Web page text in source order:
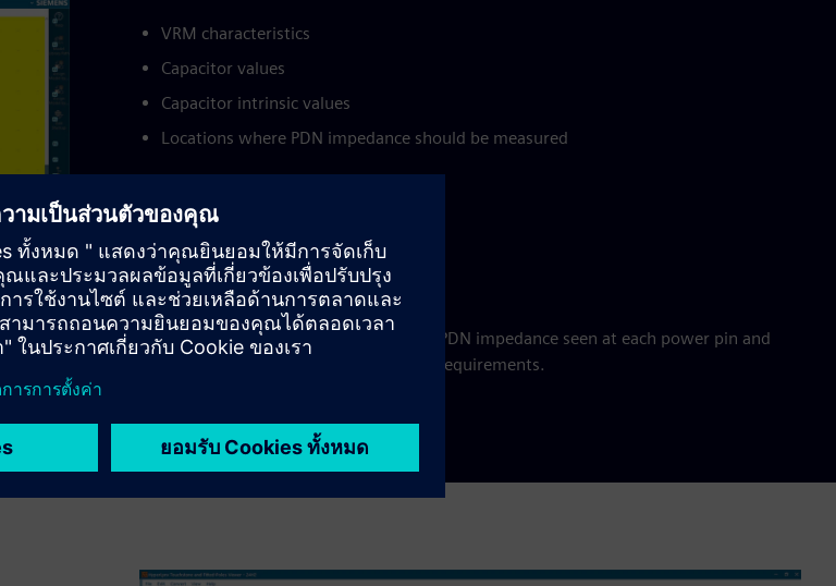
VRM characteristics
Capacitor values
Capacitor intrinsic values
Locations where PDN impedance should be measured
HyperLynx then calculates:
Capacitor mounting inductances
Inter-plane capacitance
Plane spreading inductances
HyperLynx then calculates the effective PDN impedance seen at each power pin and
whether that passes or fails the design requirements.